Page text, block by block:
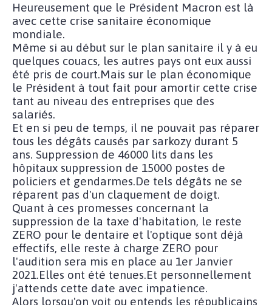
Heureusement que le Président Macron est là
avec cette crise sanitaire économique
mondiale.
Même si au début sur le plan sanitaire il y à eu
quelques couacs, les autres pays ont eux aussi
été pris de court.Mais sur le plan économique
le Président à tout fait pour amortir cette crise
tant au niveau des entreprises que des
salariés.
Et en si peu de temps, il ne pouvait pas réparer
tous les dégâts causés par sarkozy durant 5
ans. Suppression de 46000 lits dans les
hôpitaux suppression de 15000 postes de
policiers et gendarmes.De tels dégâts ne se
réparent pas d'un claquement de doigt.
Quant à ces promesses concernant la
suppression de la taxe d'habitation, le reste
ZERO pour le dentaire et l'optique sont déjà
effectifs, elle reste à charge ZERO pour
l'audition sera mis en place au 1er Janvier
2021.Elles ont été tenues.Et personnellement
j'attends cette date avec impatience.
Alors lorsqu'on voit ou entends les républicains